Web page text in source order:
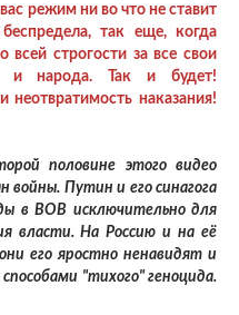
режим ни во что не ставит
так еще, когда
всей строгости за все свои
и народа. Так и будет!
неотвратимость наказания!
половине этого видео
войны. Путин и его синагога
в ВОВ исключительно для
власти. На Россию и на её
его яростно ненавидят и
"тихого" геноцида.